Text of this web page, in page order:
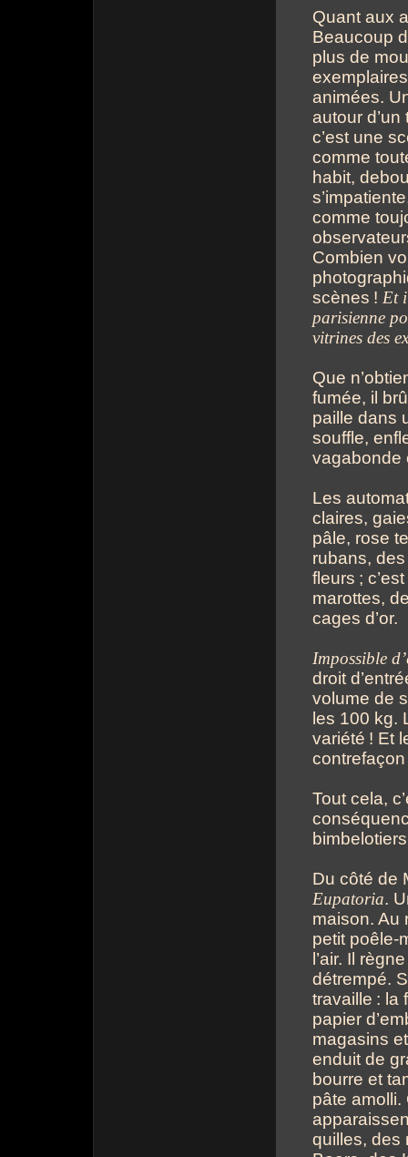
Quant aux
Beaucoup
plus de
animées.
autour d’un
c’est une
comme
habit,
comme
Combien
scènes ! Et
parisienne
vitrines des
Que
fumée, il
paille dans
souffle,
vagabonde
Les
claires,
pâle, rose
rubans,
fleurs ;
marottes,
cages d’or.
Impossible
droit
volume de
les 100 kg.
variété ! Et
contrefaçon
Tout cela,
bimbelotiers
Du côté de
Eupatoria.
maison. Au
petit poêle-
l’air. Il
détrempé.
travaille : la
papier
magasins
enduit de
bourre et
pâte amolli.
quilles, des